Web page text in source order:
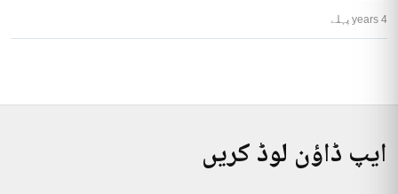
4 years پہلے
ایپ ڈاؤن لوڈ کریں